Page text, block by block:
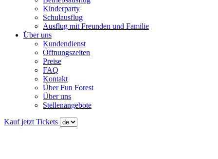
Kinderparty
Schulausflug
Ausflug mit Freunden und Familie
Über uns
Kundendienst
Öffnungszeiten
Preise
FAQ
Kontakt
Über Fun Forest
Über uns
Stellenangebote
Kauf jetzt Tickets